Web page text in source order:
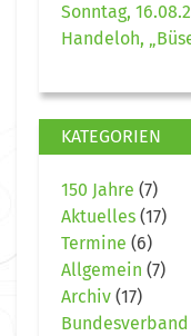
Sonntag,
Handeloh,
KATEGORIEN
150 Jahre (7)
Aktuelles (17)
Termine (6)
Allgemein (7)
Archiv (17)
Bundesverband